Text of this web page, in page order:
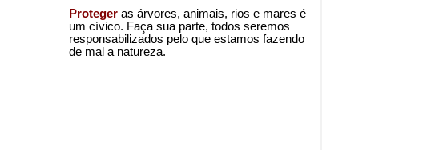
Proteger as árvores, animais, rios e mares é
um cívico. Faça sua parte, todos seremos
responsabilizados pelo que estamos fazendo
de mal a natureza.